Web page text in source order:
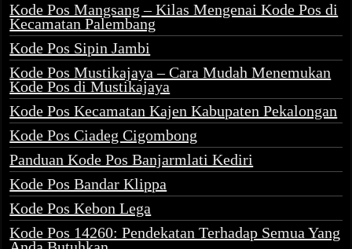
Kode Pos Mangsang – Kilas Mengenai Kode Pos di
Kecamatan Palembang
Kode Pos Sipin Jambi
Kode Pos Mustikajaya – Cara Mudah Menemukan
Kode Pos di Mustikajaya
Kode Pos Kecamatan Kajen Kabupaten Pekalongan
Kode Pos Ciadeg Cigombong
Panduan Kode Pos Banjarmlati Kediri
Kode Pos Bandar Klippa
Kode Pos Kebon Lega
Kode Pos 14260: Pendekatan Terhadap Semua Yang